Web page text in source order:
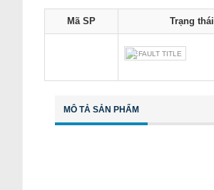
Mã SP Trạng thái
DEFAULT TITLE
MÔ TẢ SẢN PHẨM